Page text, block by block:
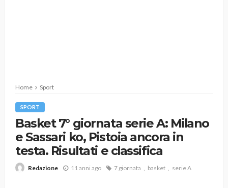
Home Sport
SPORT
Basket 7° giornata serie A: Milano
e Sassari ko, Pistoia ancora in
testa. Risultati e classifica
Redazione 11 anni ago 7 giornata basket serie A